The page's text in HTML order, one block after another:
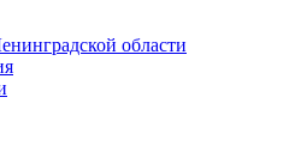
области